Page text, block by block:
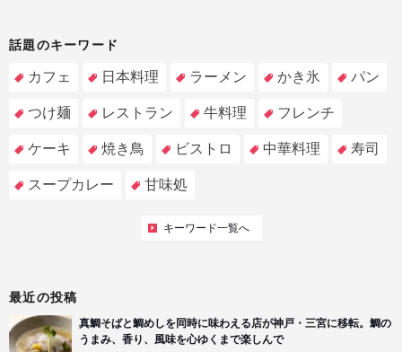
話題のキーワード
カフェ 日本料理 ラーメン かき氷 パン
つけ麺 レストラン 牛料理 フレンチ
ケーキ 焼き鳥 ビストロ 中華料理 寿司
スープカレー 甘味処
キーワード一覧へ
最近の投稿
真鯛そばと鯛めしを同時に味わえる店が神戸・三宮に移転。鯛の
うまみ、香り、風味を心ゆくまで楽しんで